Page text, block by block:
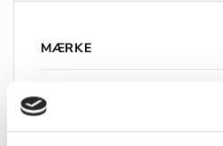
MÆRKE
FARVE